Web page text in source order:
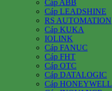
Cáp ABB
Cáp LEADSHINE
RS AUTOMATION
Cáp KUKA
IOLINK
Cáp FANUC
Cáp FHT
Cáp OTC
Cáp DATALOGIC
Cáp HONEYWELL